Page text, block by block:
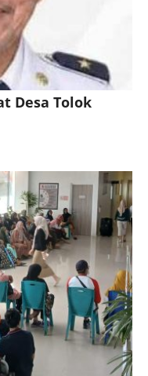
Desa Tolok